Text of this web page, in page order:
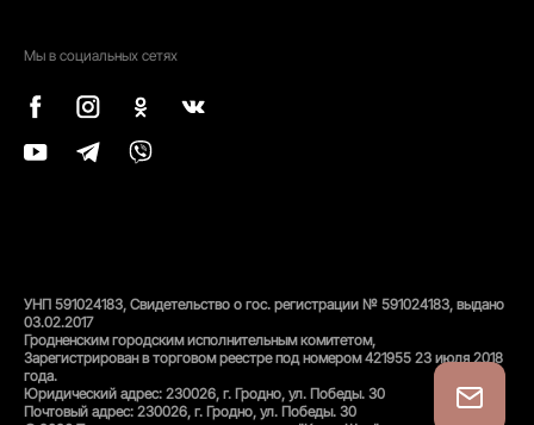
Мы в социальных сетях
УНП 591024183, Свидетельство о гос. регистрации № 591024183, выдано
03.02.2017
Гродненским городским исполнительным комитетом,
Зарегистрирован в торговом реестре под номером 421955 23 июля 2018
года.
Юридический адрес: 230026, г. Гродно, ул. Победы. 30
Почтовый адрес: 230026, г. Гродно, ул. Победы. 30